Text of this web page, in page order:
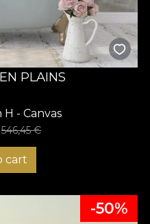
PLAINS
H - Canvas
546,45€
cart
-50%